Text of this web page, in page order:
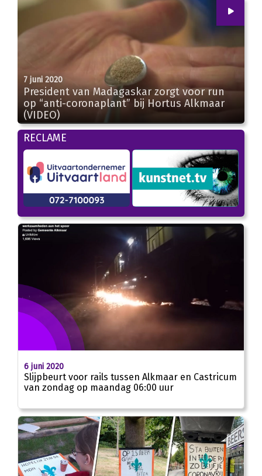
01:22
7 juni 2020
President van Madagaskar zorgt voor run
op “anti-coronaplant” bij Hortus Alkmaar
(VIDEO)
RECLAME
6 juni 2020
Slijpbeurt voor rails tussen Alkmaar en Castricum
van zondag op maandag 06:00 uur